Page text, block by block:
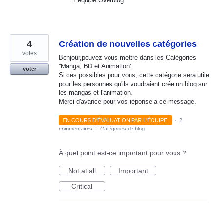
Création de nouvelles catégories
Bonjour,pouvez vous mettre dans les Catégories
''Manga, BD et Animation''.
Si ces possibles pour vous, cette catégorie sera utile
pour les personnes qu'ils voudraient crée un blog sur
les mangas et l'animation.
Merci d'avance pour vos réponse a ce message.
4
votes
voter
EN COURS D'ÉVALUATION PAR L'ÉQUIPE · 2
commentaires
· Catégories de blog
À quel point est-ce important pour vous ?
Not at all
Important
Critical